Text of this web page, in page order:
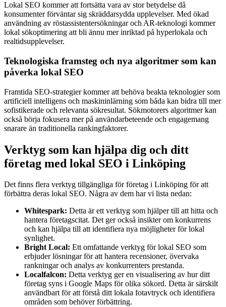
Lokal SEO kommer att fortsätta vara av stor betydelse då
konsumenter förväntar sig skräddarsydda upplevelser. Med ökad
användning av röstassistentersökningar och AR-teknologi kommer
lokal sökoptimering att bli ännu mer inriktad på hyperlokala och
realtidsupplevelser.
Teknologiska framsteg och nya algoritmer som kan
påverka lokal SEO
Framtida SEO-strategier kommer att behöva beakta teknologier som
artificiell intelligens och maskininlärning som båda kan bidra till mer
sofistikerade och relevanta sökresultat. Sökmotorers algoritmer kan
också börja fokusera mer på användarbeteende och engagemang
snarare än traditionella rankingfaktorer.
Verktyg som kan hjälpa dig och ditt
företag med lokal SEO i Linköping
Det finns flera verktyg tillgängliga för företag i Linköping för att
förbättra deras lokal SEO. Några av dem har vi lista nedan:
Whitespark: Detta är ett verktyg som hjälper till att hitta och
hantera företagscitat. Det ger också insikter om konkurrens
och kan hjälpa till att identifiera nya möjligheter för lokal
synlighet.
Bright Local: Ett omfattande verktyg för lokal SEO som
erbjuder lösningar för att hantera recensioner, övervaka
rankningar och analys av konkurrenters prestanda.
Localfalcon: Detta verktyg ger en visualisering av hur ditt
företag syns i Google Maps för olika sökord. Detta är särskilt
användbart för att förstå ditt lokala fotavtryck och identifiera
områden som behöver förbättring.